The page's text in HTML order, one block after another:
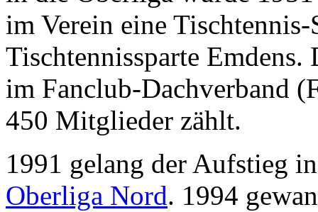
im Verein eine Tischtennis-
Tischtennissparte
im Fanclub-Dachverband
450 Mitglieder zählt.
1991 gelang der Aufstieg
Oberliga Nord. 1994